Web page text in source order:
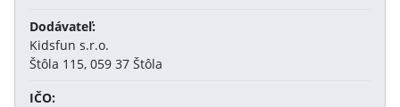
Dodávateľ:
Kidsfun s.r.o.
Štôla 115, 059 37 Štôla
IČO: